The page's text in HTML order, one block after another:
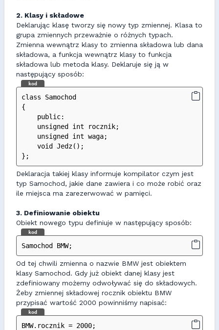
2. Klasy i składowe
Deklarując klasę tworzy się nowy typ zmiennej. Klasa to
grupa zmiennych przeważnie o różnych typach.
Zmienna wewnątrz klasy to zmienna składowa lub dana
składowa, a funkcja wewnątrz klasy to funkcja
składowa lub metoda klasy. Deklaruje się ją w
następujący sposób:
kod
class Samochod
{
public:
unsigned int rocznik;
unsigned int waga;
void Jedz();
};
Deklaracja takiej klasy informuje kompilator czym jest
typ Samochod, jakie dane zawiera i co może robić oraz
ile miejsca ma zarezerwować w pamięci.
3. Definiowanie obiektu
Obiekt nowego typu definiuje w następujący sposób:
kod
Samochod BMW;
Od tej chwili zmienna o nazwie BMW jest obiektem
klasy Samochod. Gdy już obiekt danej klasy jest
zdefiniowany możemy odwoływać się do składowych.
Żeby zmiennej składowej rocznik obiektu BMW
przypisać wartość 2000 powinniśmy napisać:
kod
BMW.rocznik = 2000;